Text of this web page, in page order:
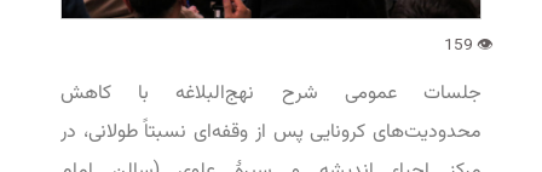
جلسات عمومی شرح نهج‌البلاغه با کاهش
محدودیت‌های کرونایی پس از وقفه‌ای نسبتاً طولانی، در